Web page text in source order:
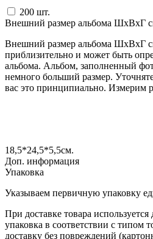
200 шт.
Внешний размер альбома ШxВxГ
Внешний размер альбома ШxВxГ
приблизительно и может быть
альбома. Альбом, заполненный
немного больший размер.
вас это принципиально. Измерим
18,5*24,5*5,5см.
Доп. информация
Упаковка
Указываем первичную упаковку
При доставке товара
упаковка в соответствии с типом
доставку без повреждений